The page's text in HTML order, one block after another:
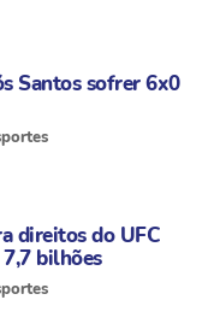
Santos sofrer 6x0
direitos do UFC
bilhões